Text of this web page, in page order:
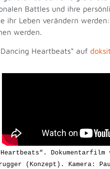
Battles und ihre
ihr Leben verändern
werden.
Heartbeats“ auf
(Konzept). Kamera: